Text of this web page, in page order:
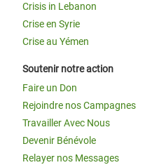
Crisis in Lebanon
Crise en Syrie
Crise au Yémen
Soutenir notre action
Faire un Don
Rejoindre nos Campagnes
Travailler Avec Nous
Devenir Bénévole
Relayer nos Messages